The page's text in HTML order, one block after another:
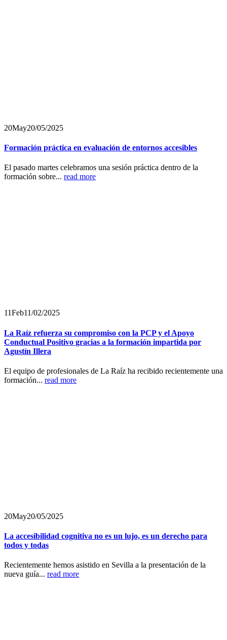
20May20/05/2025
Formación práctica en evaluación de entornos accesibles
El pasado martes celebramos una sesión práctica dentro de la
formación sobre... read more
11Feb11/02/2025
La Raíz refuerza su compromiso con la PCP y el Apoyo
Conductual Positivo gracias a la formación impartida por
Agustín Illera
El equipo de profesionales de La Raíz ha recibido recientemente una
formación... read more
20May20/05/2025
La accesibilidad cognitiva no es un lujo, es un derecho para
todos y todas
Recientemente hemos asistido en Sevilla a la presentación de la
nueva guía... read more